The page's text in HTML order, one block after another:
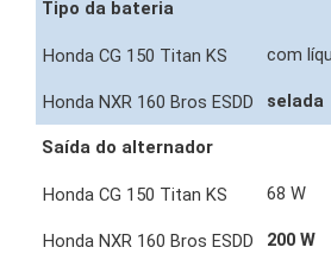
Tipo da bateria
com
selada
Saída do alternador
68 W
200 W